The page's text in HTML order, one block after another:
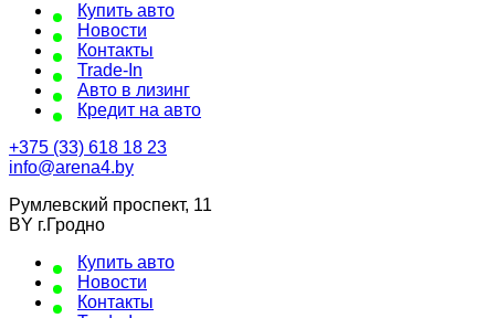
Купить авто
Новости
Контакты
Trade-In
Авто в лизинг
Кредит на авто
+375 (33) 618 18 23
info@arena4.by
Румлевский проспект, 11
BY г.Гродно
Купить авто
Новости
Контакты